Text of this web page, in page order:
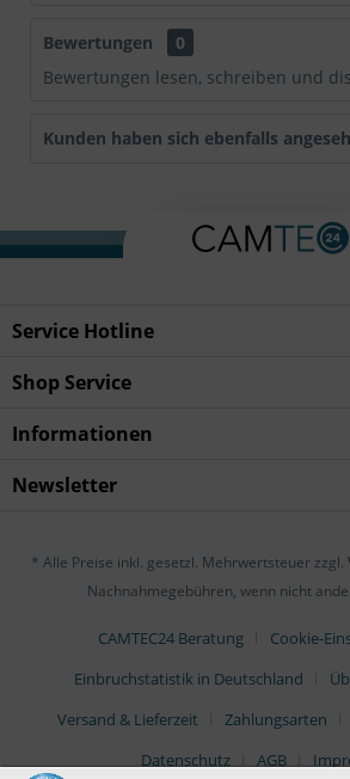
Bewertungen
0
Bewertungen lesen, schreiben und
Kunden haben sich ebenfalls
Service Hotline
Shop Service
Informationen
Newsletter
* Alle Preise inkl. gesetzl. Mehrwertsteuer zzgl.
Nachnahmegebühren, wenn nicht
CAMTEC24 Beratung
Cookie-
Einbruchstatistik in Deutschland
Versand & Lieferzeit
Zahlungsarten
Datenschutz
AGB